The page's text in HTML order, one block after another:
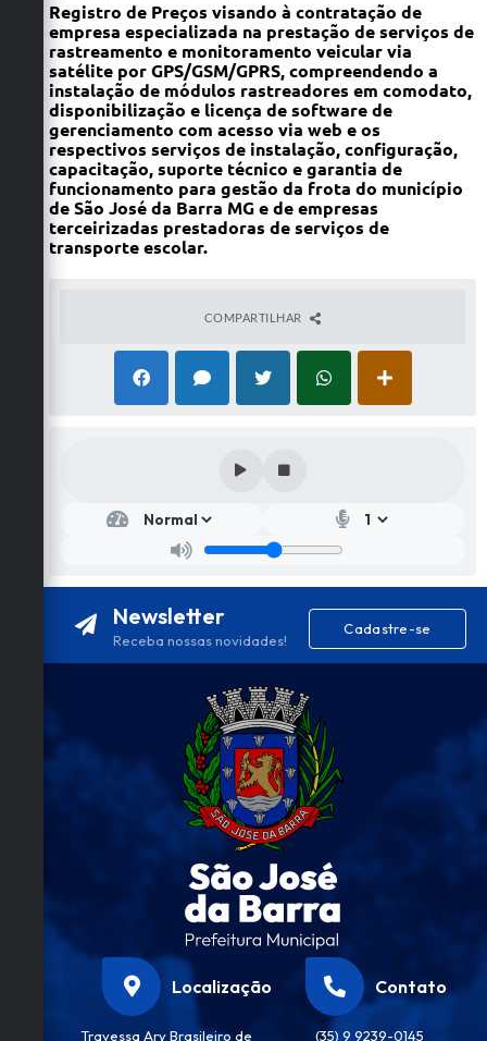
Registro de Preços visando à contratação de
empresa especializada na prestação de serviços de
rastreamento e monitoramento veicular via
satélite por GPS/GSM/GPRS, compreendendo a
instalação de módulos rastreadores em comodato,
disponibilização e licença de software de
gerenciamento com acesso via web e os
respectivos serviços de instalação, configuração,
capacitação, suporte técnico e garantia de
funcionamento para gestão da frota do município
de São José da Barra MG e de empresas
terceirizadas prestadoras de serviços de
transporte escolar.
COMPARTILHAR
Newsletter
Receba nossas novidades!
Cadastre-se
Localização
Travessa Ary Brasileiro de
Contato
(35) 9 9239-0145